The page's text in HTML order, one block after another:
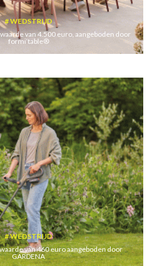
WEDSTRIJD
van 4.500 euro, aangeboden door
formi’table®
WEDSTRIJD
van 460 euro aangeboden door
GARDENA